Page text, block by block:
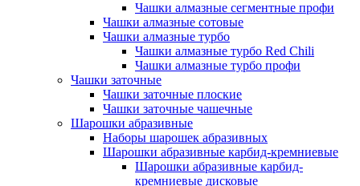
Чашки алмазные сегментные профи
Чашки алмазные сотовые
Чашки алмазные турбо
Чашки алмазные турбо Red Chili
Чашки алмазные турбо профи
Чашки заточные
Чашки заточные плоские
Чашки заточные чашечные
Шарошки абразивные
Наборы шарошек абразивных
Шарошки абразивные карбид-кремниевые
Шарошки абразивные карбид-
кремниевые дисковые